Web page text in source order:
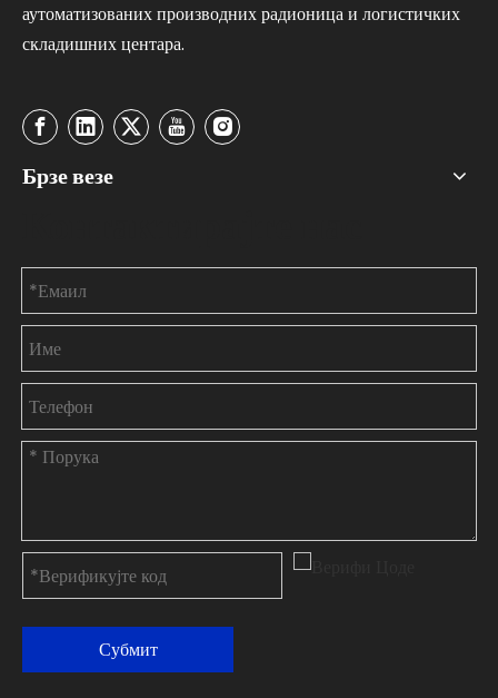
аутоматизованих производних радионица и логистичких
складишних центара.
Брзе везе
Субмит